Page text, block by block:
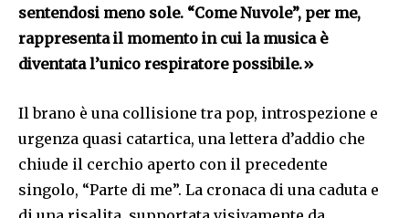
sentendosi meno sole. “Come Nuvole”, per me,
rappresenta il momento in cui la musica è
diventata l’unico respiratore possibile.»
Il brano è una collisione tra pop, introspezione e
urgenza quasi catartica, una lettera d’addio che
chiude il cerchio aperto con il precedente
singolo, “Parte di me”. La cronaca di una caduta e